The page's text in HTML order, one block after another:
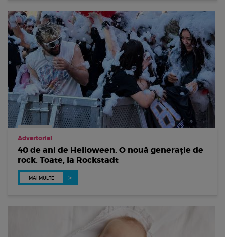
Advertorial
40 de ani de Helloween. O nouă generație de
rock. Toate, la Rockstadt
MAI MULTE